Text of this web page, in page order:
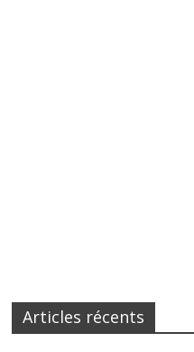
Articles récents